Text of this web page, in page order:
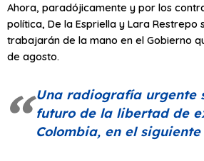
Ahora, paradójicamente y por los
política, De la Espriella y Lara Restrepo
trabajarán de la mano en el Gobierno
de agosto.
Una radiografía urgente
futuro de la libertad de
Colombia, en el